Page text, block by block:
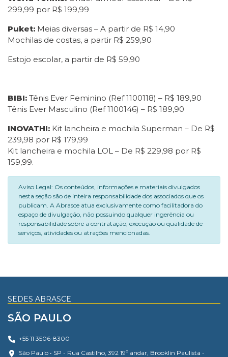
299,99 por R$ 199,99
Puket: Meias diversas – A partir de R$ 14,90
Mochilas de costas, a partir R$ 259,90
Estojo escolar, a partir de R$ 59,90
BIBI: Tênis Ever Feminino (Ref 1100118) – R$ 189,90
Tênis Ever Masculino (Ref 1100146) – R$ 189,90
INOVATHI: Kit lancheira e mochila Superman – De R$
239,98 por R$ 179,99
Kit lancheira e mochila LOL – De R$ 229,98 por R$
159,99.
Aviso Legal: Os conteúdos, informações e materiais divulgados
nesta seção são de inteira responsabilidade dos associados que os
publicam. A Abrasce atua exclusivamente como facilitadora do
espaço de divulgação, não possuindo qualquer ingerência ou
responsabilidade sobre a contratação, execução ou qualidade de
serviços, atividades ou atrações mencionadas.
SEDES ABRASCE
SÃO PAULO
+55 11 3506-8300
São Paulo • SP - Rua Castilho, 392 19º andar, Brooklin Paulista -